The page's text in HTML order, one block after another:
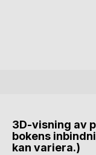
3D-visning av
bokens
kan variera.)